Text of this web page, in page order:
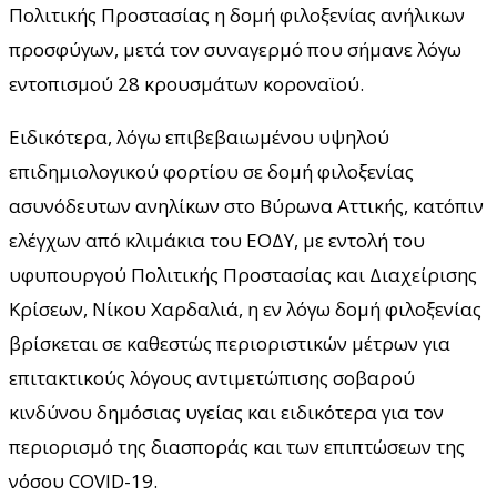
Πολιτικής Προστασίας η δομή φιλοξενίας ανήλικων
προσφύγων, μετά τον συναγερμό που σήμανε λόγω
εντοπισμού 28 κρουσμάτων κοροναϊού.
Ειδικότερα, λόγω επιβεβαιωμένου υψηλού
επιδημιολογικού φορτίου σε δομή φιλοξενίας
ασυνόδευτων ανηλίκων στο Βύρωνα Αττικής, κατόπιν
ελέγχων από κλιμάκια του ΕΟΔΥ, με εντολή του
υφυπουργού Πολιτικής Προστασίας και Διαχείρισης
Κρίσεων, Νίκου Χαρδαλιά, η εν λόγω δομή φιλοξενίας
βρίσκεται σε καθεστώς περιοριστικών μέτρων για
επιτακτικούς λόγους αντιμετώπισης σοβαρού
κινδύνου δημόσιας υγείας και ειδικότερα για τον
περιορισμό της διασποράς και των επιπτώσεων της
νόσου COVID-19.